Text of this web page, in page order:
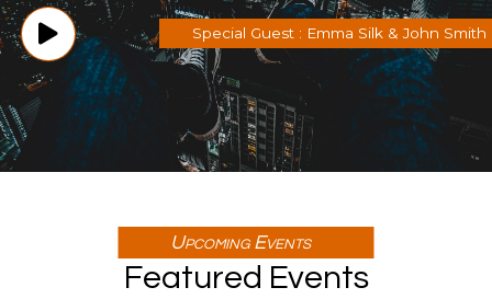
Special Guest : Emma Silk & John Smith
Upcoming Events
Featured Events